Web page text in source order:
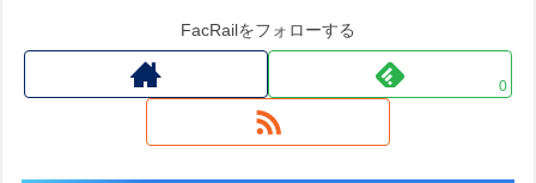
FacRailをフォローする
0